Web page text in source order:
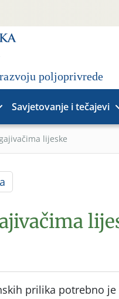
Savjetovanje i tečajevi
lijeske
prilika potrebno je